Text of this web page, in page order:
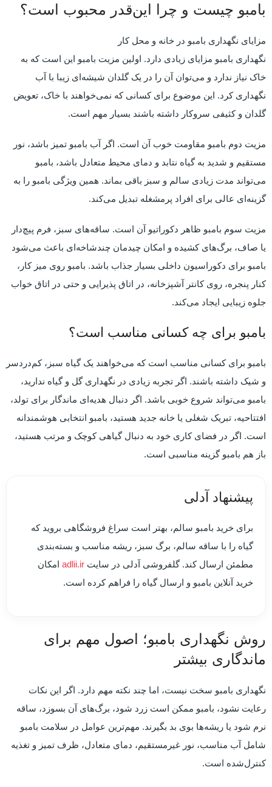
بامبو چیست و چرا این‌قدر محبوب است؟
مزایای نگهداری بامبو در خانه و محل کار
نگهداری بامبو مزایای زیادی دارد. اولین مزیت بامبو این است که به
خاک نیاز ندارد و می‌توان آن را در یک گلدان شیشه‌ای زیبا با آب
نگهداری کرد. این موضوع برای کسانی که نمی‌خواهند با خاک، تعویض
گلدان و کثیفی سروکار داشته باشند بسیار مهم است.
مزیت دوم بامبو مقاومت خوب آن است. اگر آب بامبو تمیز باشد، نور
مستقیم و شدید به گیاه نتابد و دمای محیط متعادل باشد، بامبو
می‌تواند مدت زیادی سالم و سبز باقی بماند. همین ویژگی بامبو را به
گزینه‌ای عالی برای افراد پرمشغله تبدیل می‌کند.
مزیت سوم بامبو ظاهر دکوراتیو آن است. ساقه‌های سبز، فرم پیچ‌دار
یا صاف، برگ‌های کشیده و امکان چیدمان چندشاخه‌ای باعث می‌شود
بامبو برای دکوراسیون داخلی بسیار جذاب باشد. بامبو روی میز کار،
کنار پنجره، روی کانتر آشپزخانه، در اتاق پذیرایی و حتی در اتاق خواب
جلوه زیبایی ایجاد می‌کند.
بامبو برای چه کسانی مناسب است؟
بامبو برای کسانی مناسب است که می‌خواهند یک گیاه سبز، کم‌دردسر
و شیک داشته باشند. اگر تجربه زیادی در نگهداری گل و گیاه ندارید،
بامبو می‌تواند شروع خوبی باشد. اگر دنبال هدیه‌ای ماندگار برای تولد،
افتتاحیه، تبریک شغلی یا خانه جدید هستید، بامبو انتخابی هوشمندانه
است. اگر در فضای کاری خود به دنبال گیاهی کوچک و مرتب هستید،
باز هم بامبو گزینه مناسبی است.
پیشنهاد آدلی
برای خرید بامبو سالم، بهتر است سراغ فروشگاهی بروید که
گیاه را با ساقه سالم، برگ سبز، ریشه مناسب و بسته‌بندی
مطمئن ارسال کند. گلفروشی آدلی در سایت adlii.ir امکان
خرید آنلاین بامبو و ارسال گیاه را فراهم کرده است.
روش نگهداری بامبو؛ اصول مهم برای
ماندگاری بیشتر
نگهداری بامبو سخت نیست، اما چند نکته مهم دارد. اگر این نکات
رعایت نشود، بامبو ممکن است زرد شود، برگ‌های آن بسوزد، ساقه
نرم شود یا ریشه‌ها بوی بد بگیرند. مهم‌ترین عوامل در سلامت بامبو
شامل آب مناسب، نور غیرمستقیم، دمای متعادل، ظرف تمیز و تغذیه
کنترل‌شده است.